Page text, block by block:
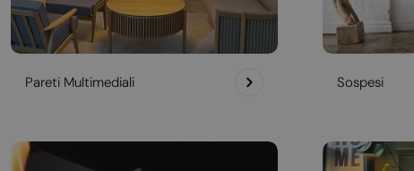
Pareti Multimediali Sospesi